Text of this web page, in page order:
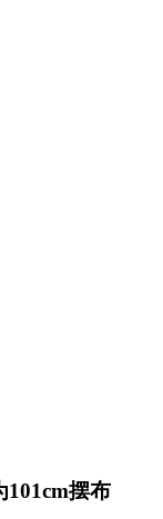
101cm摆布